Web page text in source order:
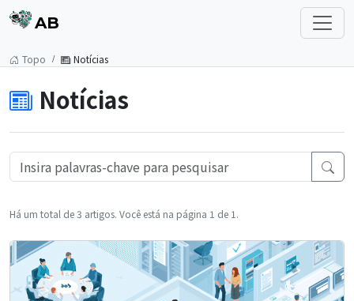
AB
Topo Notícias
Notícias
Há um total de 3 artigos. Você está na página 1 de 1.